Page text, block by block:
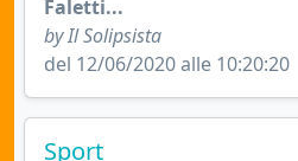
Faletti...
by Il Solipsista
del 12/06/2020 alle 10:20:20
Sport